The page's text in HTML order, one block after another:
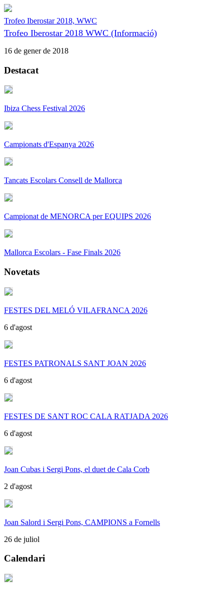
Trofeo Iberostar 2018, WWC
Trofeo Iberostar 2018 WWC (Informació)
16 de gener de 2018
Destacat
Ibiza Chess Festival 2026
Campionats d'Espanya 2026
Tancats Escolars Consell de Mallorca
Campionat de MENORCA per EQUIPS 2026
Mallorca Escolars - Fase Finals 2026
Novetats
FESTES DEL MELÓ VILAFRANCA 2026
6 d'agost
FESTES PATRONALS SANT JOAN 2026
6 d'agost
FESTES DE SANT ROC CALA RATJADA 2026
6 d'agost
Joan Cubas i Sergi Pons, el duet de Cala Corb
2 d'agost
Joan Salord i Sergi Pons, CAMPIONS a Fornells
26 de juliol
Calendari